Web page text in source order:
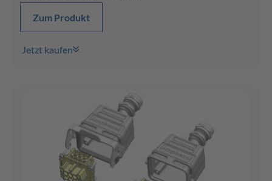
Zum Produkt
Jetzt kaufen